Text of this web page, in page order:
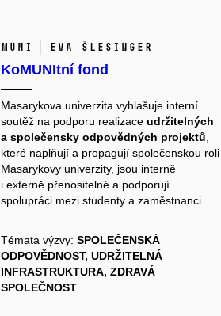
MUNI Eva Šlesinger
KoMUNItní fond
Masarykova univerzita vyhlašuje interní
soutěž na podporu realizace udržitelných
a společensky odpovědných projektů,
které naplňují a propagují společenskou roli
Masarykovy univerzity, jsou interně
i externě přenositelné a podporují
spolupráci mezi studenty a zaměstnanci.
Témata výzvy: SPOLEČENSKÁ
ODPOVĚDNOST, UDRŽITELNÁ
INFRASTRUKTURA, ZDRAVÁ
SPOLEČNOST